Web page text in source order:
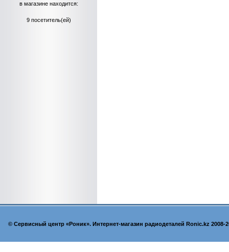
в магазине находится:
9 посетитель(ей)
© Cервисный центр «Роник». Интернет-магазин радиодеталей Ronic.kz 2008-